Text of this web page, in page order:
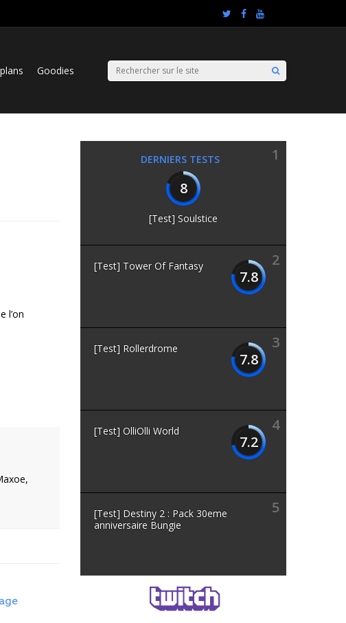
Goodies
l’on
DERNIERS TESTS
1
8
[Test] Soulstice
2
7.8
[Test] Tower Of Fantasy
3
7.8
[Test] Rollerdrome
4
7.2
[Test] OlliOlli World
5
[Test] Destiny 2 : Pack 30eme
anniversaire Bungie